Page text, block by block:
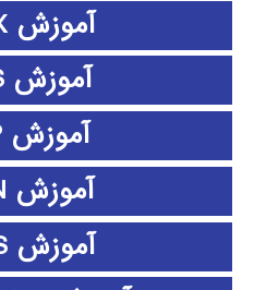
آموزش CPLEX
آموزش EDIUS
آموزش EMTP
آموزش ePLAN
آموزش ETABS